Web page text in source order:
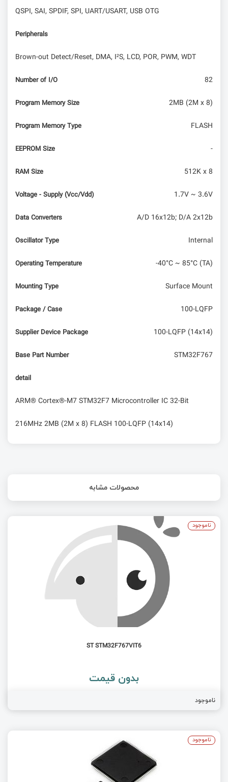
QSPI, SAI, SPDIF, SPI, UART/USART, USB OTG
Peripherals
Brown-out Detect/Reset, DMA, I²S, LCD, POR, PWM, WDT
Number of I/O 82
Program Memory Size 2MB (2M x 8)
Program Memory Type FLASH
EEPROM Size -
RAM Size 512K x 8
Voltage - Supply (Vcc/Vdd) 1.7V ~ 3.6V
Data Converters A/D 16x12b; D/A 2x12b
Oscillator Type Internal
Operating Temperature -40°C ~ 85°C (TA)
Mounting Type Surface Mount
Package / Case 100-LQFP
Supplier Device Package 100-LQFP (14x14)
Base Part Number STM32F767
detail
ARM® Cortex®-M7 STM32F7 Microcontroller IC 32-Bit
216MHz 2MB (2M x 8) FLASH 100-LQFP (14x14)
محصولات مشابه
ST STM32F767VIT6
بدون قیمت
ناموجود
ناموجود
ناموجود